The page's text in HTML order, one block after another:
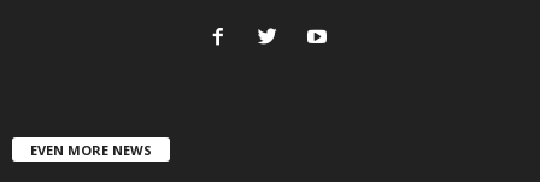
EVEN MORE NEWS